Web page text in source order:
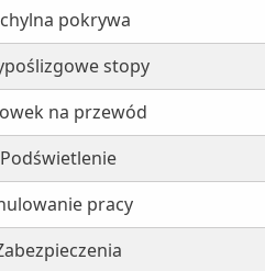
pokrywa
stopy
na przewód
Podświetlenie
pracy